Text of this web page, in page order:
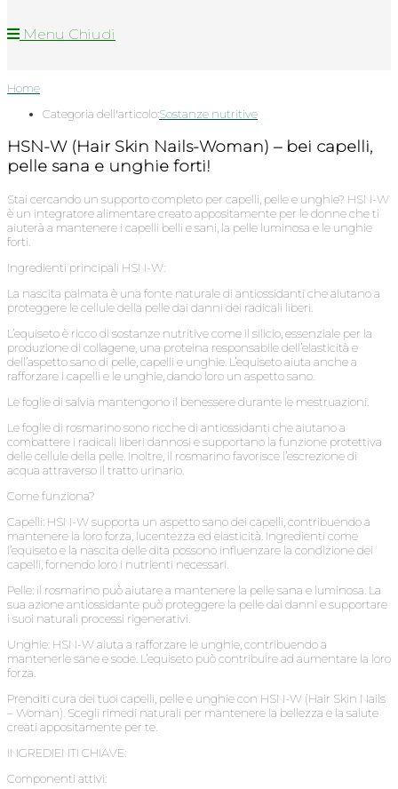
Menu Chiudi
Home
Categoria dell'articolo:Sostanze nutritive
HSN-W (Hair Skin Nails-Woman) – bei capelli,
pelle sana e unghie forti!
Stai cercando un supporto completo per capelli, pelle e unghie? HSN-W
è un integratore alimentare creato appositamente per le donne che ti
aiuterà a mantenere i capelli belli e sani, la pelle luminosa e le unghie
forti.
Ingredienti principali HSN-W:
La nascita palmata è una fonte naturale di antiossidanti che aiutano a
proteggere le cellule della pelle dai danni dei radicali liberi.
L’equiseto è ricco di sostanze nutritive come il silicio, essenziale per la
produzione di collagene, una proteina responsabile dell’elasticità e
dell’aspetto sano di pelle, capelli e unghie. L’equiseto aiuta anche a
rafforzare i capelli e le unghie, dando loro un aspetto sano.
Le foglie di salvia mantengono il benessere durante le mestruazioni.
Le foglie di rosmarino sono ricche di antiossidanti che aiutano a
combattere i radicali liberi dannosi e supportano la funzione protettiva
delle cellule della pelle. Inoltre, il rosmarino favorisce l’escrezione di
acqua attraverso il tratto urinario.
Come funziona?
Capelli: HSN-W supporta un aspetto sano dei capelli, contribuendo a
mantenere la loro forza, lucentezza ed elasticità. Ingredienti come
l’equiseto e la nascita delle dita possono influenzare la condizione dei
capelli, fornendo loro i nutrienti necessari.
Pelle: il rosmarino può aiutare a mantenere la pelle sana e luminosa. La
sua azione antiossidante può proteggere la pelle dai danni e supportare
i suoi naturali processi rigenerativi.
Unghie: HSN-W aiuta a rafforzare le unghie, contribuendo a
mantenerle sane e sode. L’equiseto può contribuire ad aumentare la loro
forza.
Prenditi cura dei tuoi capelli, pelle e unghie con HSN-W (Hair Skin Nails
– Woman). Scegli rimedi naturali per mantenere la bellezza e la salute
creati appositamente per te.
INGREDIENTI CHIAVE:
Componenti attivi: